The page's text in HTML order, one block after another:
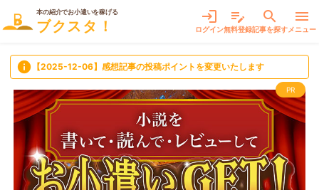
本の紹介でお小遣いを稼げる
ブクスタ！
login
ログイン
edit_note
無料登録
search
記事を探す
menu
メニュー
info 【2025-12-06】感想記事の投稿ポイントを変更いたします
PR